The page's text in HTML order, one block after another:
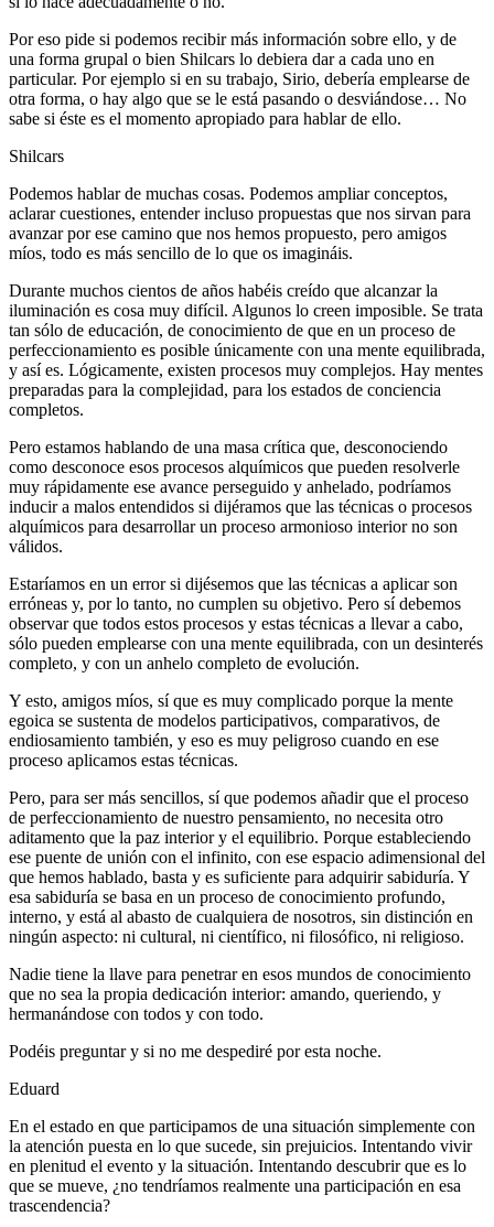
Por eso pide si podemos recibir más información sobre ello, y de
una forma grupal o bien Shilcars lo debiera dar a cada uno en
particular. Por ejemplo si en su trabajo, Sirio, debería emplearse de
otra forma, o hay algo que se le está pasando o desviándose… No
sabe si éste es el momento apropiado para hablar de ello.
Shilcars
Podemos hablar de muchas cosas. Podemos ampliar conceptos,
aclarar cuestiones, entender incluso propuestas que nos sirvan para
avanzar por ese camino que nos hemos propuesto, pero amigos
míos, todo es más sencillo de lo que os imagináis.
Durante muchos cientos de años habéis creído que alcanzar la
iluminación es cosa muy difícil. Algunos lo creen imposible. Se trata
tan sólo de educación, de conocimiento de que en un proceso de
perfeccionamiento es posible únicamente con una mente equilibrada,
y así es. Lógicamente, existen procesos muy complejos. Hay mentes
preparadas para la complejidad, para los estados de conciencia
completos.
Pero estamos hablando de una masa crítica que, desconociendo
como desconoce esos procesos alquímicos que pueden resolverle
muy rápidamente ese avance perseguido y anhelado, podríamos
inducir a malos entendidos si dijéramos que las técnicas o procesos
alquímicos para desarrollar un proceso armonioso interior no son
válidos.
Estaríamos en un error si dijésemos que las técnicas a aplicar son
erróneas y, por lo tanto, no cumplen su objetivo. Pero sí debemos
observar que todos estos procesos y estas técnicas a llevar a cabo,
sólo pueden emplearse con una mente equilibrada, con un desinterés
completo, y con un anhelo completo de evolución.
Y esto, amigos míos, sí que es muy complicado porque la mente
egoica se sustenta de modelos participativos, comparativos, de
endiosamiento también, y eso es muy peligroso cuando en ese
proceso aplicamos estas técnicas.
Pero, para ser más sencillos, sí que podemos añadir que el proceso
de perfeccionamiento de nuestro pensamiento, no necesita otro
aditamento que la paz interior y el equilibrio. Porque estableciendo
ese puente de unión con el infinito, con ese espacio adimensional del
que hemos hablado, basta y es suficiente para adquirir sabiduría. Y
esa sabiduría se basa en un proceso de conocimiento profundo,
interno, y está al abasto de cualquiera de nosotros, sin distinción en
ningún aspecto: ni cultural, ni científico, ni filosófico, ni religioso.
Nadie tiene la llave para penetrar en esos mundos de conocimiento
que no sea la propia dedicación interior: amando, queriendo, y
hermanándose con todos y con todo.
Podéis preguntar y si no me despediré por esta noche.
Eduard
En el estado en que participamos de una situación simplemente con
la atención puesta en lo que sucede, sin prejuicios. Intentando vivir
en plenitud el evento y la situación. Intentando descubrir que es lo
que se mueve, ¿no tendríamos realmente una participación en esa
trascendencia?